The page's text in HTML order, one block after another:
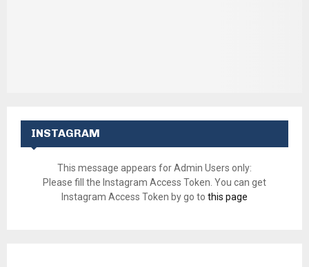
INSTAGRAM
This message appears for Admin Users only:
Please fill the Instagram Access Token. You can get
Instagram Access Token by go to this page